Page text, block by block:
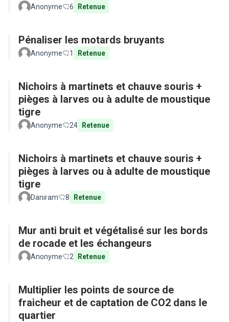
Anonyme 6 Retenue
Pénaliser les motards bruyants
Anonyme 1 Retenue
Nichoirs à martinets et chauve souris +
pièges à larves ou à adulte de moustique
tigre
Anonyme 24 Retenue
Nichoirs à martinets et chauve souris +
pièges à larves ou à adulte de moustique
tigre
Daniram 8 Retenue
Mur anti bruit et végétalisé sur les bords
de rocade et les échangeurs
Anonyme 2 Retenue
Multiplier les points de source de
fraicheur et de captation de CO2 dans le
quartier